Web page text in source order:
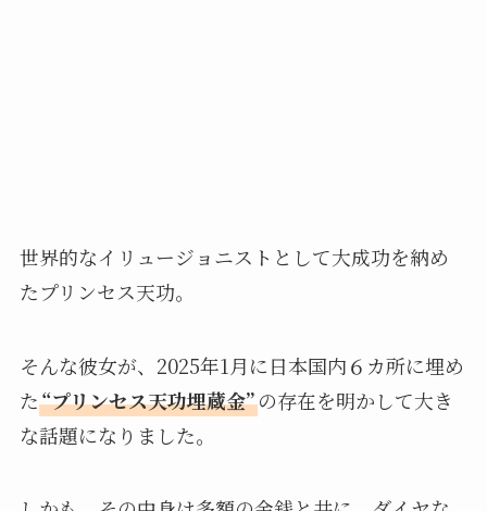
世界的なイリュージョニストとして大成功を納め
たプリンセス天功。
そんな彼女が、2025年1月に日本国内６カ所に埋め
た“プリンセス天功埋蔵金”の存在を明かして大き
な話題になりました。